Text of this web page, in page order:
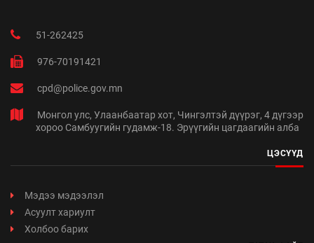
51-262425
976-70191421
cpd@police.gov.mn
Монгол улс, Улаанбаатар хот, Чингэлтэй дүүрэг, 4 дүгээр
хороо Самбуугийн гудамж-18. Эрүүгийн цагдаагийн алба
ЦЭСҮҮД
Мэдээ мэдээлэл
Асуулт хариулт
Холбоо барих